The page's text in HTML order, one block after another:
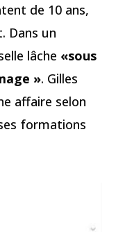
de 10 ans,
Dans un
lâche «sous
». Gilles
affaire selon
formations